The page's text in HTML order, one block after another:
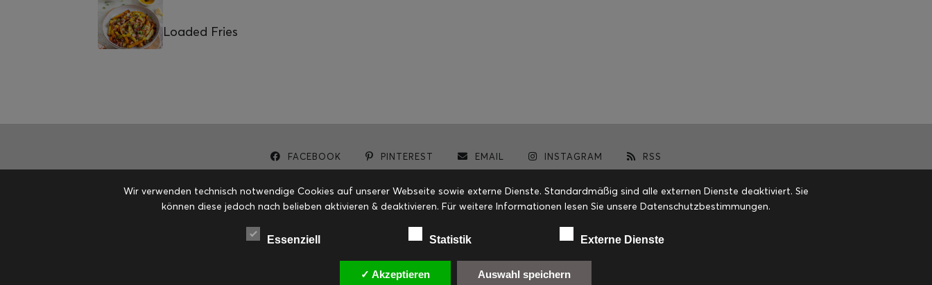
Loaded Fries
FACEBOOK PINTEREST EMAIL INSTAGRAM RSS
Wir verwenden technisch notwendige Cookies auf unserer Webseite sowie externe Dienste. Standardmäßig sind alle externen Dienste deaktiviert. Sie
können diese jedoch nach belieben aktivieren & deaktivieren. Für weitere Informationen lesen Sie unsere Datenschutzbestimmungen.
Essenziell Statistik Externe Dienste
✓ Akzeptieren Auswahl speichern